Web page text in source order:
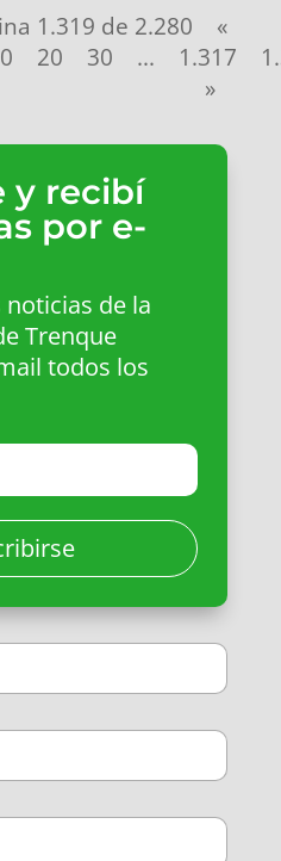
1.319 de 2.280
«
20 30 ... 1.317
»
y recibí
por e-
noticias de la
Trenque
todos los